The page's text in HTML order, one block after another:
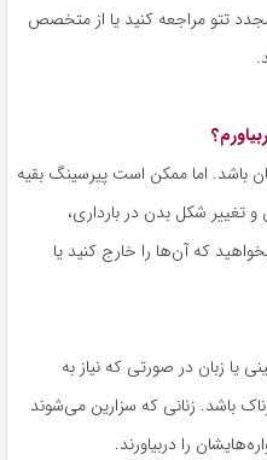
مجدد تتو مراجعه کنید یا از متخصص
باشد. اما ممکن است پیرسینگ بقیه
تغییر شکل بدن در بارداری،
که آن‌ها را خارج کنید یا
یا زبان در صورتی که نیاز به
باشد. زنانی که سزارین می‌شوند
را دربیاورند.